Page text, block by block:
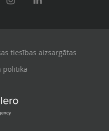
tiesības aizsargātas
politika